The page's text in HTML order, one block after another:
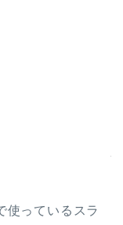
使っているスラ